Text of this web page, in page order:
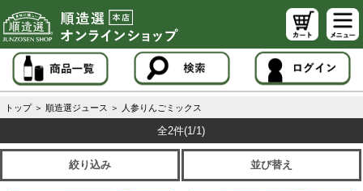
トップ ＞ 順造選ジュース ＞ 人参りんごミックス
全2件(1/1)
絞り込み 並び替え